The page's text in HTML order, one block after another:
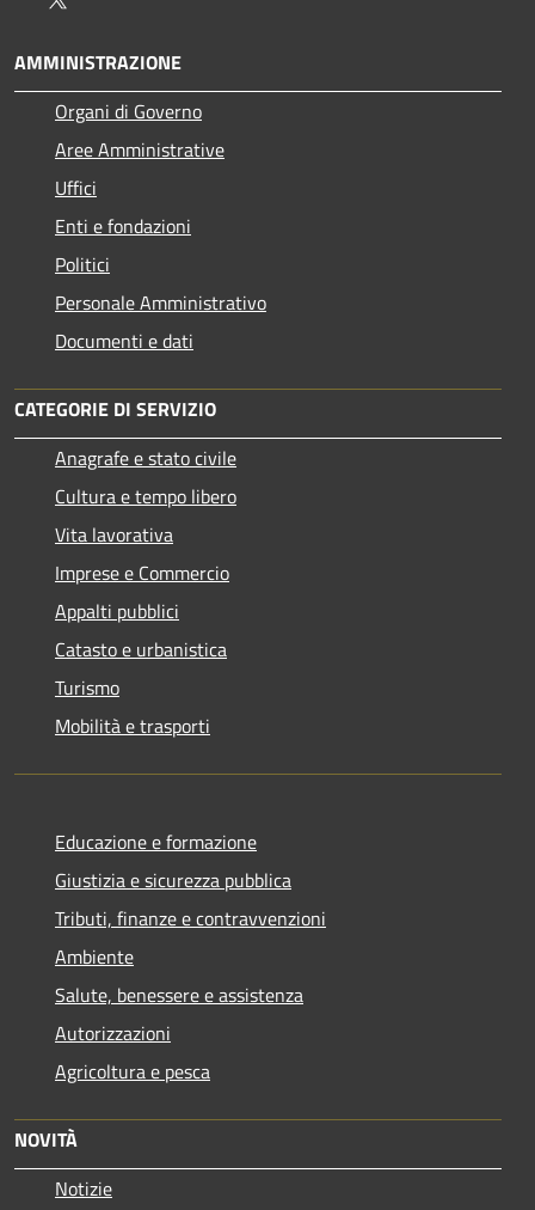
AMMINISTRAZIONE
Organi di Governo
Aree Amministrative
Uffici
Enti e fondazioni
Politici
Personale Amministrativo
Documenti e dati
CATEGORIE DI SERVIZIO
Anagrafe e stato civile
Cultura e tempo libero
Vita lavorativa
Imprese e Commercio
Appalti pubblici
Catasto e urbanistica
Turismo
Mobilità e trasporti
Educazione e formazione
Giustizia e sicurezza pubblica
Tributi, finanze e contravvenzioni
Ambiente
Salute, benessere e assistenza
Autorizzazioni
Agricoltura e pesca
NOVITÀ
Notizie